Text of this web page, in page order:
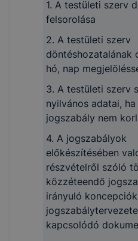
1. A testületi szerv
felsorolása
2. A testületi szerv
döntéshozatalának
hó, nap
3. A testületi szerv
nyilvános adatai,
jogszabály nem
4. A jogszabályok
előkészítésében
részvételről szóló
közzéteendő
irányuló
kapcsolódó